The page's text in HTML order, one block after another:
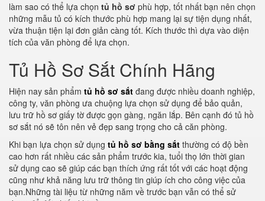
làm sao có thể lựa chọn tủ hồ sơ phù hợp, tốt nhất bạn nên chọn
những mẫu tủ có kích thước phù hợp mang lại sự tiện dụng nhất,
vừa thuận tiện lại đơn giản càng tốt. Kích thước thì dựa vào diện
tích của văn phòng để lựa chọn.
Tủ Hồ Sơ Sắt Chính Hãng
Hiện nay sản phẩm tủ hồ sơ sắt đang được nhiều doanh nghiệp,
công ty, văn phòng ưa chuộng lựa chọn sử dụng để bảo quản,
lưu trữ hồ sơ giấy tờ được gọn gàng, ngăn lắp. Bên cạnh đó tủ hồ
sơ sắt nó sẽ tôn nên vẻ đẹp sang trọng cho cả căn phòng.
Khi bạn lựa chọn sử dụng tủ hồ sơ bằng sắt thường có độ bền
cao hơn rất nhiều các sản phẩm trước kia, tuổi thọ lớn thời gian
sử dụng cao sẽ giúp các bạn thích ứng rất tốt với các hoạt động
cũng như khả năng lưu trữ thông tin giúp ích cho công việc của
bạn.Những tài liệu từ những năm về trước bạn vẫn có thể sử